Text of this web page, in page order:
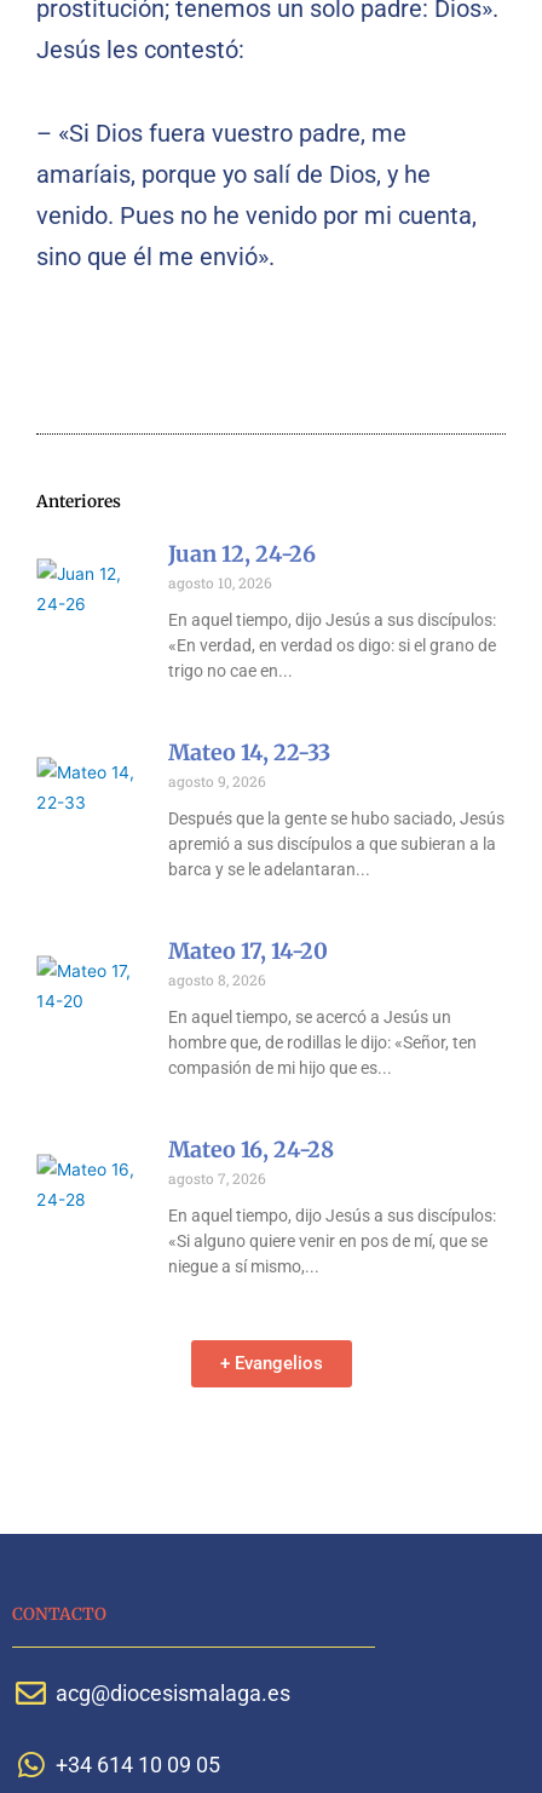
prostitución; tenemos un solo padre: Dios».
Jesús les contestó:
– «Si Dios fuera vuestro padre, me
amaríais, porque yo salí de Dios, y he
venido. Pues no he venido por mi cuenta,
sino que él me envió».
Anteriores
Juan 12, 24-26
agosto 10, 2026
En aquel tiempo, dijo Jesús a sus discípulos:
«En verdad, en verdad os digo: si el grano de
trigo no cae en
Mateo 14, 22-33
agosto 9, 2026
Después que la gente se hubo saciado, Jesús
apremió a sus discípulos a que subieran a la
barca y se le adelantaran
Mateo 17, 14-20
agosto 8, 2026
En aquel tiempo, se acercó a Jesús un
hombre que, de rodillas le dijo: «Señor, ten
compasión de mi hijo que es
Mateo 16, 24-28
agosto 7, 2026
En aquel tiempo, dijo Jesús a sus discípulos:
«Si alguno quiere venir en pos de mí, que se
niegue a sí mismo,
+ Evangelios
CONTACTO
acg@diocesismalaga.es
+34 614 10 09 05